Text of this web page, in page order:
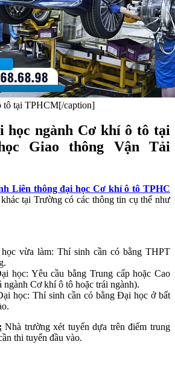
tô tại TPHCM[/caption]
học ngành Cơ khí ô tô tại
Giao thông Vận Tải
Liên thông đại học Cơ khí ô tô TPHC
tại Trường có các thông tin cụ thể như
vừa làm: Thí sinh cần có bằng THPT
học: Yêu cầu bằng Trung cấp hoặc Cao
ngành Cơ khí ô tô hoặc trái ngành).
học: Thí sinh cần có bằng Đại học ở bất
Nhà trường xét tuyển dựa trên điểm trung
thi tuyển đầu vào.